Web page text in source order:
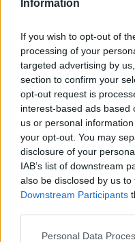
Information
If you wish to opt-out of
processing of your
targeted advertising by
section to confirm your
opt-out request is
interest-based ads based
us or personal
your opt-out. You may
disclosure of your
IAB’s list of downstream
also be disclosed by us
Downstream Participants
Please note that this
Personal Data
végzettségét
– Igen, láttam a
egyetem oklevelét
(Magyar